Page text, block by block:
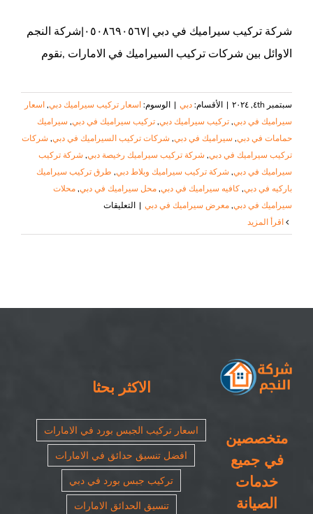
شركة تركيب سيراميك في دبي |٠٥٠٨٦٩٠٥٦٧|شركة النجم
الاوائل بين شركات تركيب السيراميك في الامارات ,نقوم
سبتمبر ٤th, ٢٠٢٤ | الأقسام: دبي | الوسوم: اسعار تركيب سيراميك دبي, اسعار
سيراميك في دبي, تركيب سيراميك دبي, تركيب سيراميك في دبي, سيراميك
حمامات في دبي, سيراميك في دبي, شركات تركيب السيراميك في دبي, شركات
تركيب سيراميك في دبي, شركة تركيب سيراميك رخيصة دبي, شركة تركيب
سيراميك في دبي, شركة تركيب سيراميك وبلاط دبي, طرق تركيب سيراميك
باركيه في دبي, كافيه سيراميك في دبي, محل سيراميك في دبي, محلات
سيراميك في دبي, معرض سيراميك في دبي | التعليقاتعلى
تركيب
متخصصين
في جميع
خدمات
الصيانة
الاكثر بحثا
اسعار تركيب الجبس بورد في الامارات
افضل تنسيق حدائق في الامارات
تركيب جبس بورد في دبي
تنسيق الحدائق الامارات